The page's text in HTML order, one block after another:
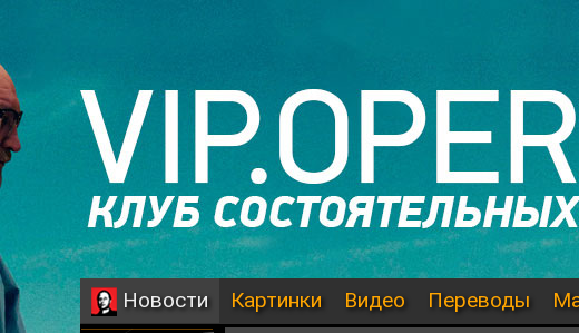
Новости Картинки Видео Переводы